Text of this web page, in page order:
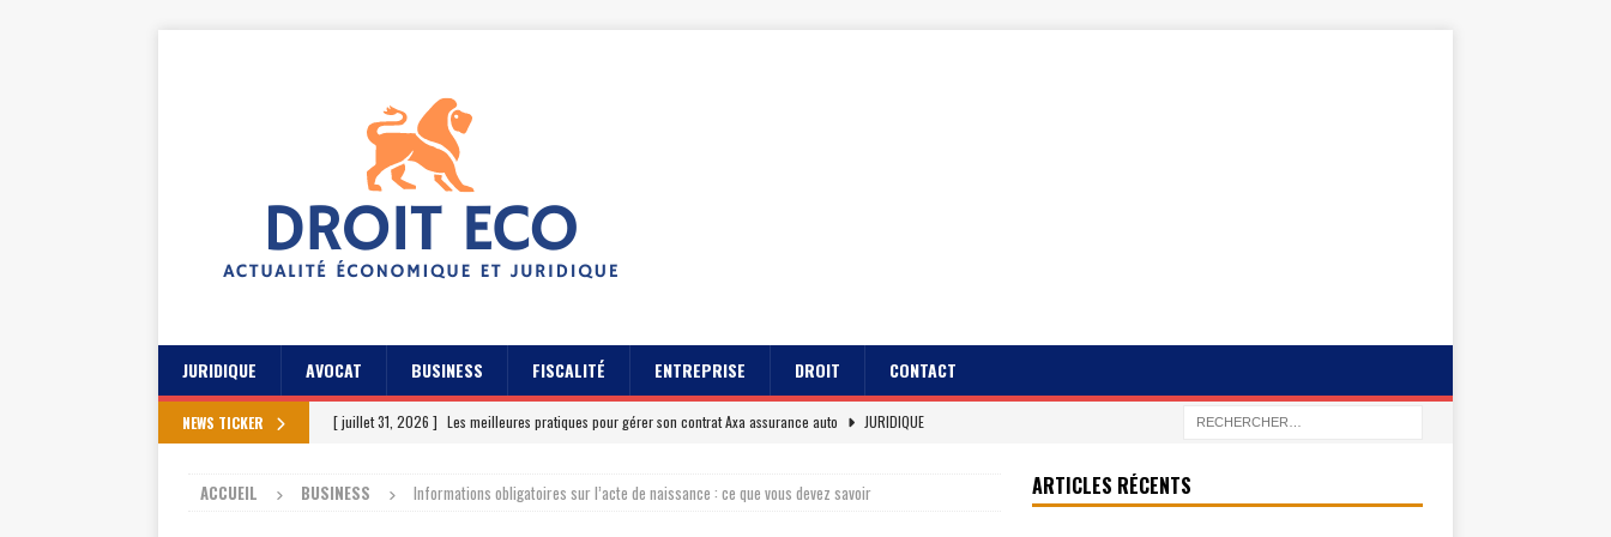
JURIDIQUE AVOCAT BUSINESS FISCALITÉ ENTREPRISE DROIT CONTACT
NEWS TICKER [ juillet 31, 2026 ] Les meilleures pratiques pour gérer son contrat Axa assurance auto
JURIDIQUE
[ juillet 23, 2026 ] Les témoignages clients sur Axa assurance auto en 2026
EREPUTATION
ACCUEIL BUSINESS Informations obligatoires sur l’acte de naissance : ce que vous devez savoir ARTICLES RÉCENTS